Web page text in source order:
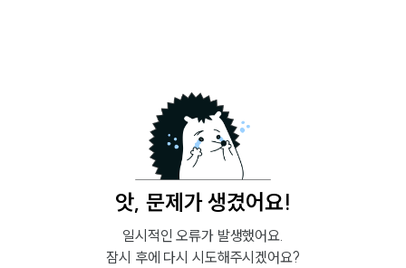
앗, 문제가 생겼어요!
일시적인 오류가 발생했어요.
잠시 후에 다시 시도해주시겠어요?